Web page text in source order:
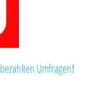
bezahlten Umfragen!